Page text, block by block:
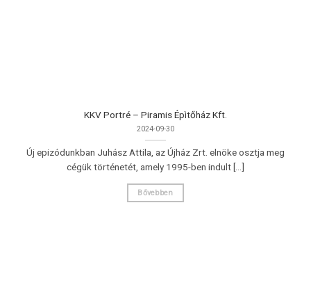
KKV Portré – Piramis Épìtőház Kft.
2024-09-30
Új epizódunkban Juhász Attila, az Újház Zrt. elnöke osztja meg
cégük történetét, amely 1995-ben indult [...]
Bővebben